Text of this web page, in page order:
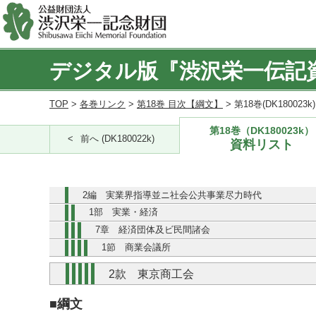
デジタル版『渋沢栄一伝記
TOP > 各巻リンク > 第18巻 目次【綱文】 > 第18巻
前へ (DK180022k)
第18巻（DK180023k）
資料リスト
2編 実業界指導並ニ社会公共事業尽力時代
1部 実業・経済
7章 経済団体及ビ民間諸会
1節 商業会議所
2款 東京商工会
■綱文